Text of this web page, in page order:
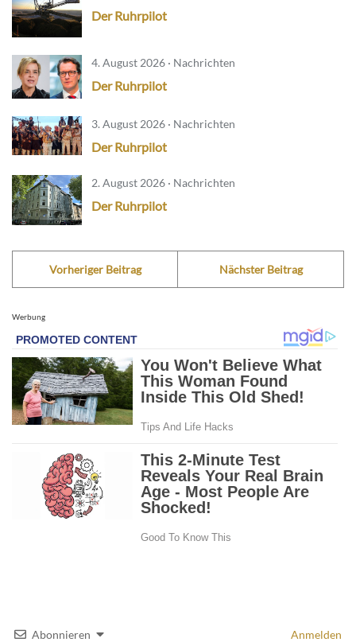
Der Ruhrpilot
4. August 2026 · Nachrichten
Der Ruhrpilot
3. August 2026 · Nachrichten
Der Ruhrpilot
2. August 2026 · Nachrichten
Der Ruhrpilot
Vorheriger Beitrag Nächster Beitrag
Werbung
Abonnieren Anmelden